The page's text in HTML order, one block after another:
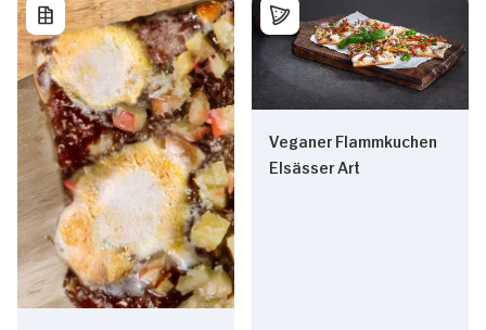
Veganer Flammkuchen
Elsässer Art